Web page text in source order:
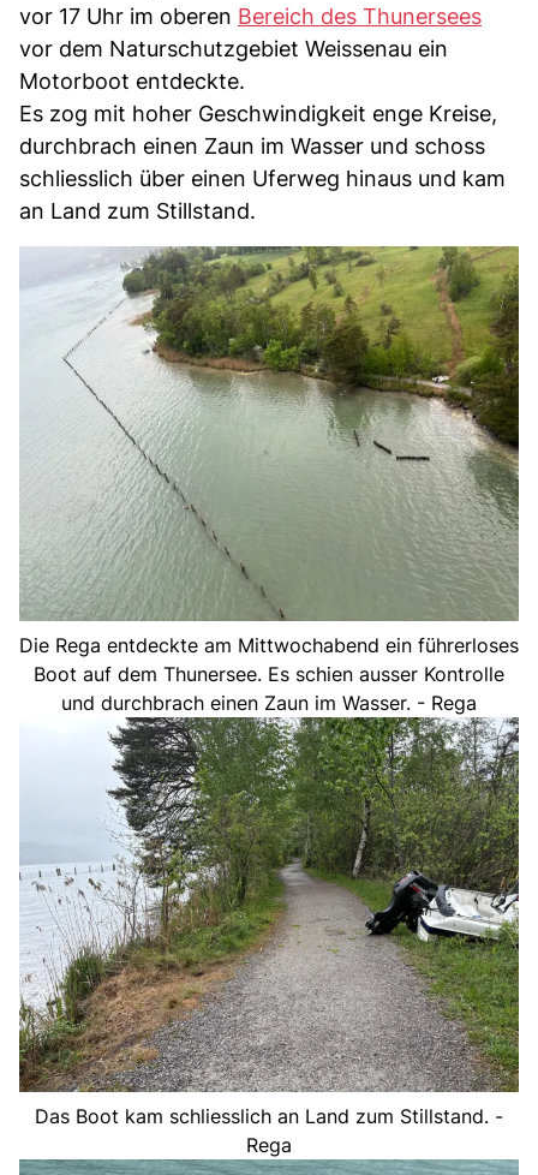
vor 17 Uhr im oberen Bereich des Thunersees
vor dem Naturschutzgebiet Weissenau ein
Motorboot entdeckte.
Es zog mit hoher Geschwindigkeit enge Kreise,
durchbrach einen Zaun im Wasser und schoss
schliesslich über einen Uferweg hinaus und kam
an Land zum Stillstand.
Die Rega entdeckte am Mittwochabend ein führerloses
Boot auf dem Thunersee. Es schien ausser Kontrolle
und durchbrach einen Zaun im Wasser. - Rega
Das Boot kam schliesslich an Land zum Stillstand. -
Rega